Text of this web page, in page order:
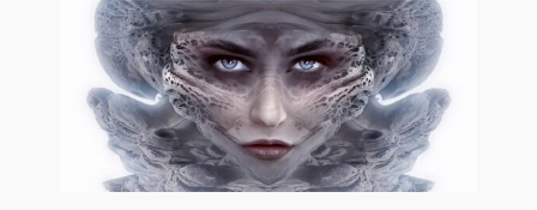
De(s)tracteur réduit au silence
Enlèvement rêvé
Entre père et fils